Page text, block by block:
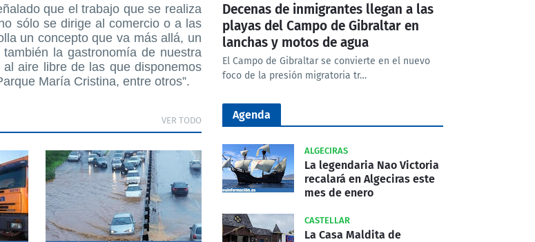
que el trabajo que se realiza
sólo se dirige al comercio o a las
un concepto que va más allá, un
la gastronomía de nuestra
aire libre de las que disponemos
María Cristina, entre otros”.
VER TODO
Decenas de inmigrantes llegan a las
playas del Campo de Gibraltar en
lanchas y motos de agua
El Campo de Gibraltar se convierte en el nuevo
foco de la presión migratoria tr…
Agenda
ALGECIRAS
La legendaria Nao Victoria
recalará en Algeciras este
mes de enero
CASTELLAR
La Casa Maldita de